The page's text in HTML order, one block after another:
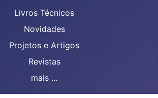
Livros Técnicos
Novidades
Projetos e Artigos
Revistas
mais ...